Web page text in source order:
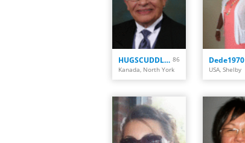
HUGSCUDDLES101 86
Kanada, North York
Dede1970
USA, Shelby